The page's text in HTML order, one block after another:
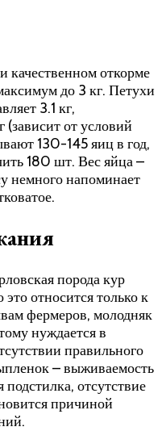
качественном откорме
до 3 кг. Петухи
3.1 кг,
от условий
130-145 яиц в год,
180 шт. Вес яйца –
немного напоминает
порода кур
относится только к
фермеров, молодняк
нуждается в
правильного
– выживаемость
отсутствие
причиной